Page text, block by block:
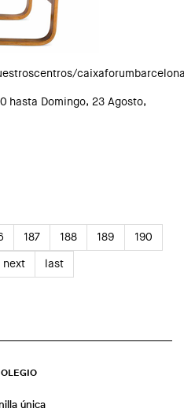
hasta Domingo, 23 Agosto,
Aalto. 1898-1976. Arquitectura
187 188 189
190
next last
única